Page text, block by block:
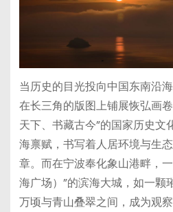
当历史的目光投向中国东南沿
在长三角的版图上铺展恢弘画
天下、书藏古今”的国家历史文
海禀赋，书写着人居环境与生
章。而在宁波奉化象山港畔，
海广场）”的滨海大城，如一颗
万顷与青山叠翠之间，成为观